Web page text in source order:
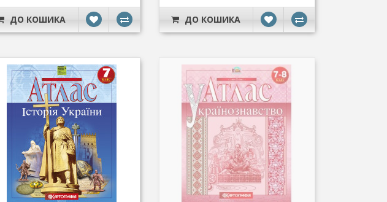
ДО КОШИКА ДО КОШИКА